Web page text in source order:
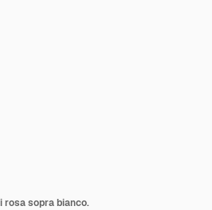
rosa sopra bianco.